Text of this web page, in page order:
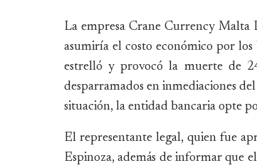
La empresa Crane Currency
asumiría el costo económico por
estrelló y provocó la muerte de
desparramados en inmediaciones
situación, la entidad bancaria opte
El representante legal, quien fue
Espinoza, además de informar que